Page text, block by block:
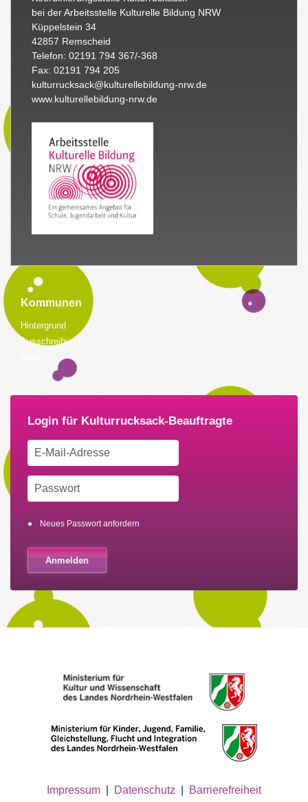
bei der Arbeitsstelle Kulturelle Bildung NRW
Küppelstein 34
42857 Remscheid
Telefon: 02191 794 367/-368
Fax: 02191 794 205
kulturrucksack@kulturellebildung-nrw.de
www.kulturellebildung-nrw.de
Kommunen
Hintergrund
Ausschreibung
Neues Passwort anfordern
Impressum Datenschutz Barrierefreiheit